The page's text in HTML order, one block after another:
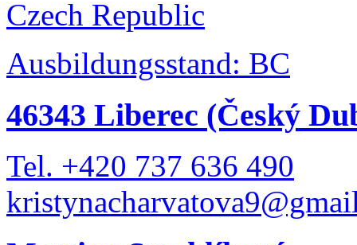
Czech Republic
Ausbildungsstand: BC
46343 Liberec (Český
Tel. +420 737 636 490